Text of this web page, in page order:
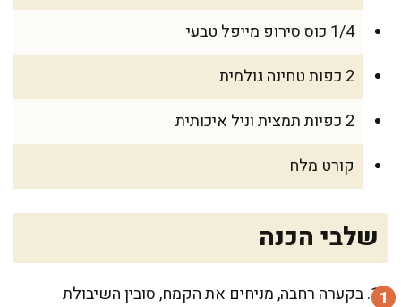
1/4 כוס סירופ מייפל טבעי
2 כפות טחינה גולמית
2 כפיות תמצית וניל איכותית
קורט מלח
שלבי הכנה
בקערה רחבה, מניחים את הקמח, סובין השיבולת